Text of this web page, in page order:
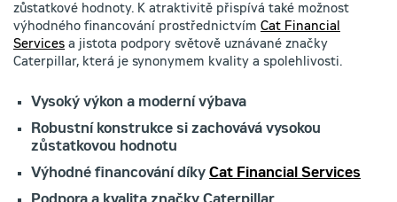
zůstatkové hodnoty. K atraktivitě přispívá také možnost
výhodného financování prostřednictvím Cat Financial
Services a jistota podpory světově uznávané značky
Caterpillar, která je synonymem kvality a spolehlivosti.
Vysoký výkon a moderní výbava
Robustní konstrukce si zachovává vysokou
zůstatkovou hodnotu
Výhodné financování díky Cat Financial Services